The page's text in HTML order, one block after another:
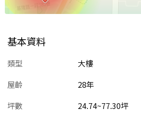
基本資料
類型
大樓
屋齡
28年
坪數
24.74~77.30坪